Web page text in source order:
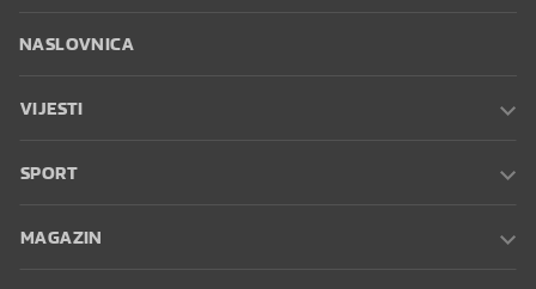
NASLOVNICA
VIJESTI
SPORT
MAGAZIN